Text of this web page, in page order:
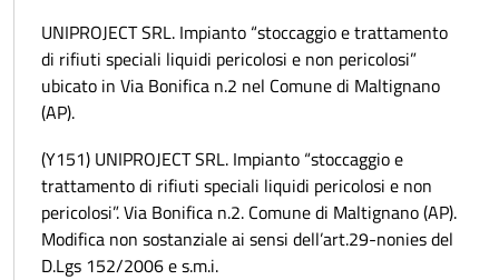
UNIPROJECT SRL. Impianto “stoccaggio e trattamento
di rifiuti speciali liquidi pericolosi e non pericolosi”
ubicato in Via Bonifica n.2 nel Comune di Maltignano
(AP).
(Y151) UNIPROJECT SRL. Impianto “stoccaggio e
trattamento di rifiuti speciali liquidi pericolosi e non
pericolosi”. Via Bonifica n.2. Comune di Maltignano (AP).
Modifica non sostanziale ai sensi dell’art.29-nonies del
D.Lgs 152/2006 e s.m.i.